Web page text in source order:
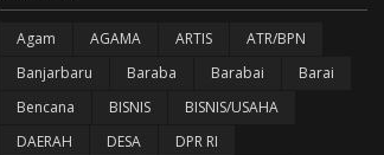
Agam AGAMA ARTIS
ATR/BPN
Banjarbaru
Baraba Barabai
Barai
Bencana
BISNIS
BISNIS/USAHA
DAERAH
DESA
DPR RI